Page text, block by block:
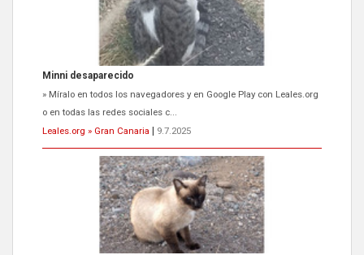
Minni desaparecido
» Míralo en todos los navegadores y en Google Play con Leales.org
o en todas las redes sociales c...
Leales.org » Gran Canaria
9.7.2025